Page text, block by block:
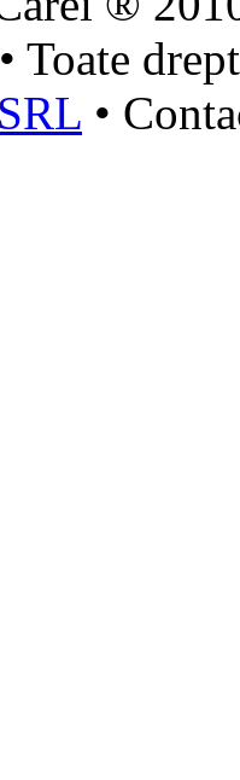
Toate
•